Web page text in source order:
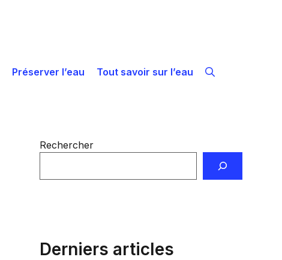
Préserver l’eau Tout savoir sur l’eau
Rechercher
Derniers articles